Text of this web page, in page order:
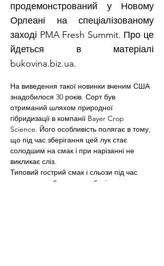
продемонстрований у Новому
Орлеані на спеціалізованому
заході PMA Fresh Summit. Про це
йдеться в матеріалі
bukovina.biz.ua.
На виведення такої новинки вченим США
знадобилося 30 років. Сорт був
отриманий шляхом природної
гібридизації в компанії Bayer Crop
Science. Його особливість полягає в тому,
що під час зберігання цей лук стає
солодшим на смак і при нарізанні не
викликає сліз.
Типовий гострий смак і сльози під час
готування забезпечує цибулі велика